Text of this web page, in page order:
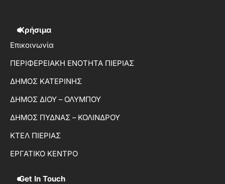
Χρήσιμα
Επικοινωνία
ΠΕΡΙΦΕΡΕΙΑΚΗ ΕΝΟΤΗΤΑ ΠΙΕΡΙΑΣ
ΔΗΜΟΣ ΚΑΤΕΡΙΝΗΣ
ΔΗΜΟΣ ΔΙΟΥ – ΟΛΥΜΠΟΥ
ΔΗΜΟΣ ΠΥΔΝΑΣ – ΚΟΛΙΝΔΡΟΥ
ΚΤΕΛ ΠΙΕΡΙΑΣ
ΕΡΓΑΤΙΚΟ ΚΕΝΤΡΟ
Get In Touch